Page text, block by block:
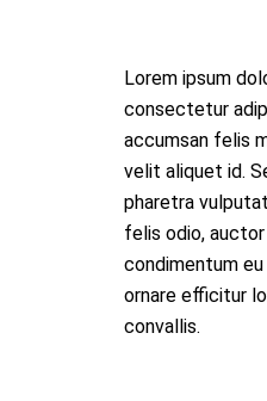
Lorem ipsum
consectetur
accumsan felis
velit aliquet id.
pharetra
felis odio,
condimentum
ornare efficitur
convallis.